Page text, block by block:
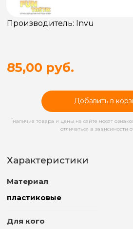
Производитель: Invu
85,00 руб.
Добавить в
* наличие товара и цены на сайте носят
отличаться в зависимости
Характеристики
Материал
пластиковые
Для кого